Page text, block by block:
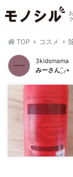
TOP コスメ
3kidsmama
みーさん¨̮⸝⋆